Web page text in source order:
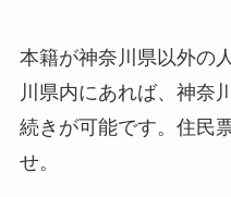
本籍が神奈川県以外の
川県内にあれば、神奈
続きが可能です。住民
せ。